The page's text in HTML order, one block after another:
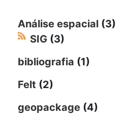
Análise espacial (3)
SIG (3)
bibliografia (1)
Felt (2)
geopackage (4)